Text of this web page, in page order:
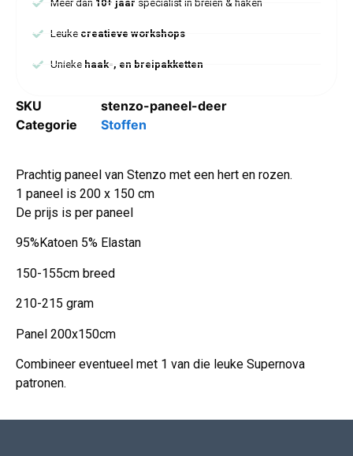
Meer dan 10+ jaar specialist in breien & haken
Leuke creatieve workshops
Uniekehaak-, en breipakketten
SKU
stenzo-paneel-deer
Categorie
Stoffen
Prachtig paneel van Stenzo met een hert en rozen.
1 paneel is 200 x 150 cm
De prijs is per paneel
95%Katoen 5% Elastan
150-155cm breed
210-215 gram
Panel 200x150cm
Combineer eventueel met 1 van die leuke Supernova
patronen.